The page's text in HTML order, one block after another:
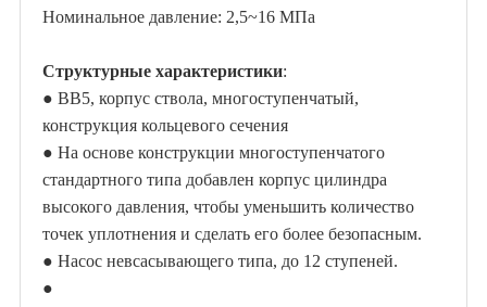
Номинальное давление: 2,5~16 МПа
Структурные характеристики:
● ВВ5, корпус ствола, многоступенчатый,
конструкция кольцевого сечения
● На основе конструкции многоступенчатого
стандартного типа добавлен корпус цилиндра
высокого давления, чтобы уменьшить количество
точек уплотнения и сделать его более безопасным.
● Насос невсасывающего типа, до 12 ступеней.
●